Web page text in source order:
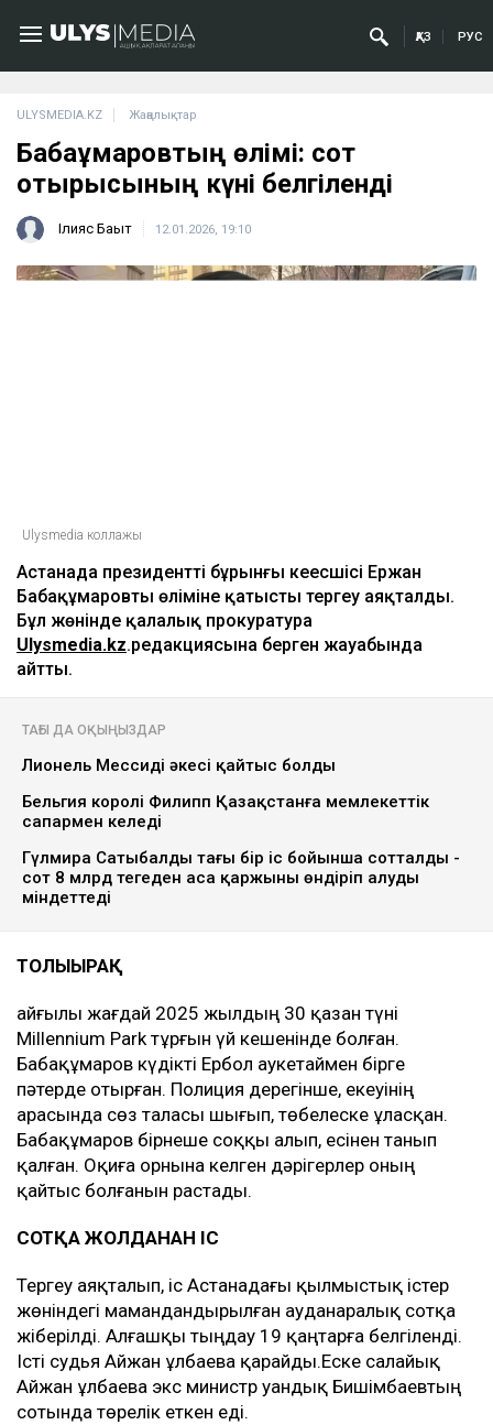
ҚАЗ РУС
ULYSMEDIA.KZ Жаңалықтар
Бабақұмаровтың өлімі: сот
отырысының күні белгіленді
Ілияс Бақыт 12.01.2026, 19:10
Ulysmedia коллажы
Астанада президенттің бұрынғы кеңесшісі Ержан
Бабақұмаровтың өліміне қатысты тергеу аяқталды.
Бұл жөнінде қалалық прокуратура
Ulysmedia.kz.редакциясына берген жауабында
айтты.
ТАҒЫ ДА ОҚЫҢЫЗДАР
Лионель Мессидің әкесі қайтыс болды
Бельгия королі Филипп Қазақстанға мемлекеттік
сапармен келеді
Гүлмира Сатыбалды тағы бір іс бойынша сотталды -
сот 8 млрд теңгеден аса қаржыны өндіріп алуды
міндеттеді
ТОЛЫҒЫРАҚ
Қайғылы жағдай 2025 жылдың 30 қазан түні
Millennium Park тұрғын үй кешенінде болған.
Бабақұмаров күдікті Ербол Қаукетаймен бірге
пәтерде отырған. Полиция дерегінше, екеуінің
арасында сөз таласы шығып, төбелеске ұласқан.
Бабақұмаров бірнеше соққы алып, есінен танып
қалған. Оқиға орнына келген дәрігерлер оның
қайтыс болғанын растады.
СОТҚА ЖОЛДАНҒАН ІС
Тергеу аяқталып, іс Астанадағы қылмыстық істер
жөніндегі мамандандырылған ауданаралық сотқа
жіберілді. Алғашқы тыңдау 19 қаңтарға белгіленді.
Істі судья Айжан Құлбаева қарайды.Еске салайық
Айжан Құлбаева экс министр Қуандық Бишімбаевтың
сотында төрелік еткен еді.